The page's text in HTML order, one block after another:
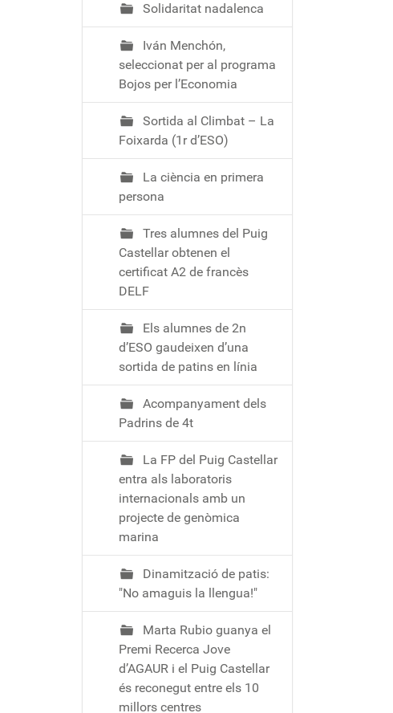
Solidaritat nadalenca
Iván Menchón,
seleccionat per al programa
Bojos per l’Economia
Sortida al Climbat – La
Foixarda (1r d’ESO)
La ciència en primera
persona
Tres alumnes del Puig
Castellar obtenen el
certificat A2 de francès
DELF
Els alumnes de 2n
d’ESO gaudeixen d’una
sortida de patins en línia
Acompanyament dels
Padrins de 4t
La FP del Puig Castellar
entra als laboratoris
internacionals amb un
projecte de genòmica
marina
Dinamització de patis:
"No amaguis la llengua!"
Marta Rubio guanya el
Premi Recerca Jove
d’AGAUR i el Puig Castellar
és reconegut entre els 10
millors centres